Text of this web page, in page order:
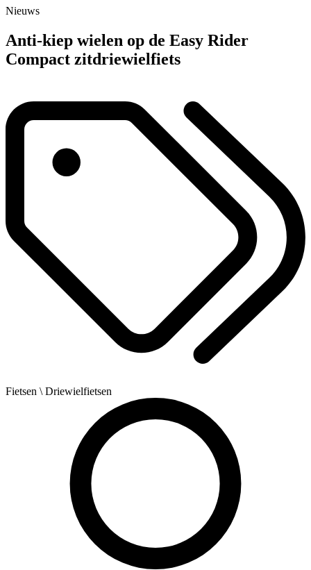
Nieuws
Anti-kiep wielen op de Easy Rider
Compact zitdriewielfiets
Fietsen \ Driewielfietsen